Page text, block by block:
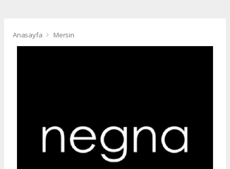
Anasayfa Mersin